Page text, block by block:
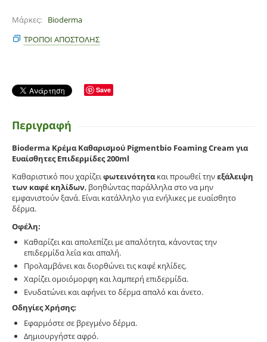
Μάρκες
Bioderma
ΤΡΌΠΟΙ ΑΠΟΣΤΟΛΉΣ
Save
Περιγραφή
Bioderma Κρέμα Καθαρισμού Pigmentbio Foaming Cream για
Ευαίσθητες Επιδερμίδες 200ml
Καθαριστικό που χαρίζει φωτεινότητα και προωθεί τηνεξάλειψη
των καφέ κηλίδων, βοηθώντας παράλληλα στο να μην
εμφανιστούν ξανά. Είναι κατάλληλο για ενήλικες με ευαίσθητο
δέρμα.
Οφέλη:
Καθαρίζει και απολεπίζει με απαλότητα, κάνοντας την
επιδερμίδα λεία και απαλή.
Προλαμβάνει και διορθώνει τις καφέ κηλίδες.
Χαρίζει ομοιόμορφη και λαμπερή επιδερμίδα.
Ενυδατώνει και αφήνει το δέρμα απαλό και άνετο.
Οδηγίες Χρήσης:
Εφαρμόστε σε βρεγμένο δέρμα.
Δημιουργήστε αφρό.